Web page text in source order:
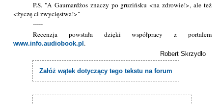
P.S. "A Gaumardżos znaczy po gruzińsku <na zdrowie!>, ale też
<życzę ci zwycięstwa!>"
-----
Recenzja powstała dzięki współpracy z portalem
www.info.audiobook.pl.
Robert Skrzydło
Załóż wątek dotyczący tego tekstu na forum